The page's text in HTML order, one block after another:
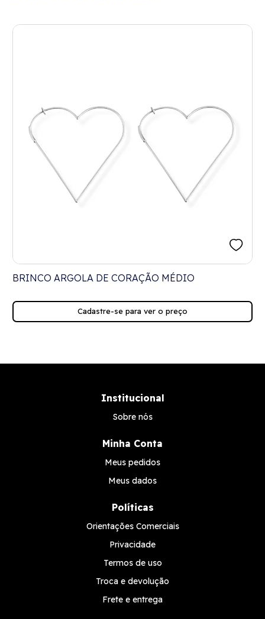
BRINCO ARGOLA DE CORAÇÃO MÉDIO
Cadastre-se para ver o preço
Institucional
Sobre nós
Minha Conta
Meus pedidos
Meus dados
Políticas
Orientações Comerciais
Privacidade
Termos de uso
Troca e devolução
Frete e entrega